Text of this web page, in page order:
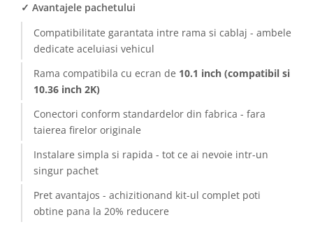
Conectică Honda
Conectică Chevrolet
Conectică Suzuki
Conectică Renault
Conectică Kia
Conectică Hyundai
Conectică Mitsubishi
✓ Avantajele pachetului
Compatibilitate garantata intre rama si cablaj - ambele
dedicate aceluiasi vehicul
Rama compatibila cu ecran de 10.1 inch (compatibil si
10.36 inch 2K)
Conectori conform standardelor din fabrica - fara
taierea firelor originale
Instalare simpla si rapida - tot ce ai nevoie intr-un
singur pachet
Pret avantajos - achizitionand kit-ul complet poti
obtine pana la 20% reducere